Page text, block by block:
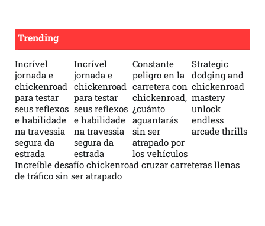
Trending
Incrível
jornada e
chickenroad
para testar
seus reflexos
e habilidade
na travessia
segura da
estrada
Incrível
jornada e
chickenroad
para testar
seus reflexos
e habilidade
na travessia
segura da
estrada
Constante
peligro en la
carretera con
chickenroad,
¿cuánto
aguantarás
sin ser
atrapado por
los vehículos
Strategic
dodging and
chickenroad
mastery
unlock
endless
arcade thrills
Increíble desafío chickenroad cruzar carreteras llenas
de tráfico sin ser atrapado